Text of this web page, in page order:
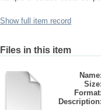
Show full item record
Files in this item
Name:
Size:
Format:
Description: